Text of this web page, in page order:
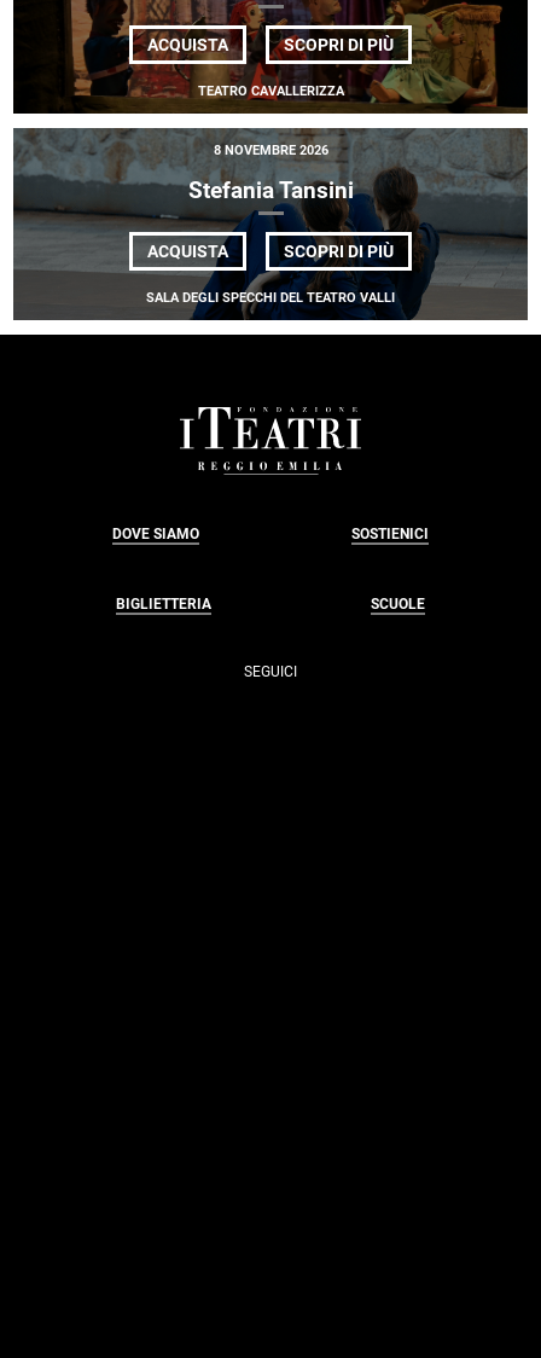
ACQUISTA SCOPRI DI PIÙDI
<EM>IL
CONTE
DI
KEVENHÜLLER</
TEATRO CAVALLERIZZA
8 NOVEMBRE 2026
Stefania Tansini
ACQUISTA SCOPRI DI PIÙDI
STEFANIA
TANSINI
SALA DEGLI SPECCHI DEL TEATRO VALLI
DOVE SIAMO SOSTIENICI
BIGLIETTERIA SCUOLE
SEGUICI